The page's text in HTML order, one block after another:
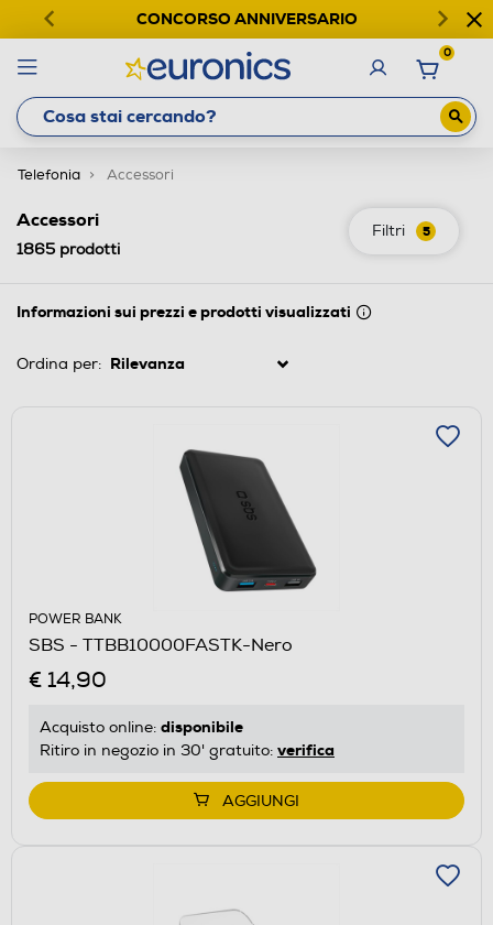
CONCORSO ANNIVERSARIO
0
Telefonia Accessori
Filtri 5
Accessori
1865 prodotti
Informazioni sui prezzi e prodotti visualizzati
Ordina per:
POWER BANK
SBS - TTBB10000FASTK-Nero
€ 14,90
Acquisto online: disponibile
Ritiro in negozio in 30' gratuito: verifica
AGGIUNGI